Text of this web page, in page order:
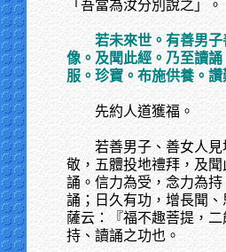
「吾當為汝分別說之」。
若未來世。有善男
像。及聞此經。乃至讀
服。珍寶。布施供養。讚
先約人道獲福。
若善男子、善女人
敬，五體投地禮拜，及
誦。信力為受，念力為
誦；日久有功，增長聞
薩云：『福不趣菩提，
持、讀誦之功也。